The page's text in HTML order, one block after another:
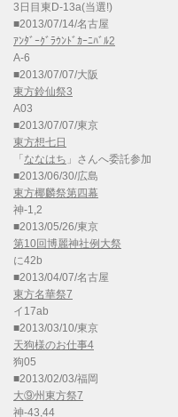
3日目東D-13a(当選!)
■2013/07/14/名古屋
ｱﾝﾀﾞｰｸﾞﾗｳﾝﾄﾞｶｰﾆﾊﾞﾙ2
A-6
■2013/07/07/大阪
東方鈴仙祭3
A03
■2013/07/07/東京
東方想七日
「 ななはち 」さんへ委託参加
■2013/06/30/広島
東方椰麟祭第四幕
神-1,2
■2013/05/26/東京
第10回博麗神社例大祭
に42b
■2013/04/07/名古屋
東方名華祭7
イ17ab
■2013/03/10/東京
天狗様のお仕事4
狗05
■2013/02/03/福岡
大⑨州東方祭7
神-43,44